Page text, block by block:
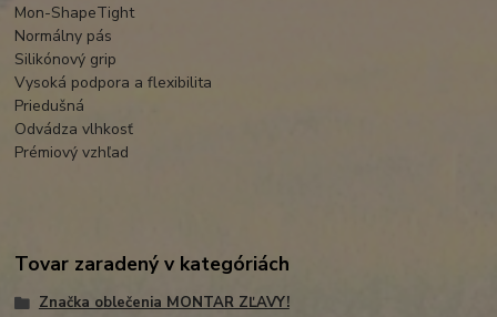
Mon-ShapeTight
Normálny pás
Silikónový grip
Vysoká podpora a flexibilita
Priedušná
Odvádza vlhkosť
Prémiový vzhľad
Tovar zaradený v kategóriách
Značka oblečenia MONTAR ZĽAVY!